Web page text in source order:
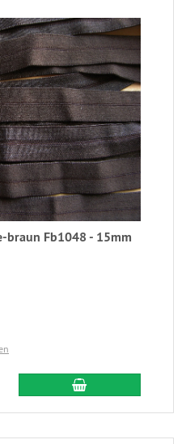
braun Fb1048 - 15mm